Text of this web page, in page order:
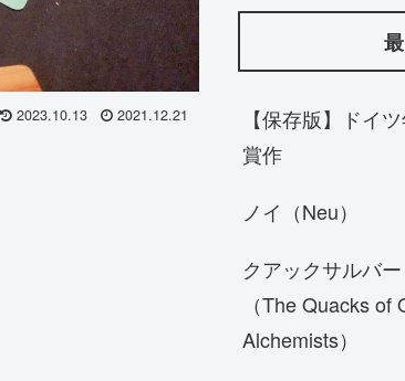
2023.10.13 2021.12.21
【保存版】ドイ
賞作
ノイ（Neu）
クアックサルバ
（The Quacks
Alchemists）